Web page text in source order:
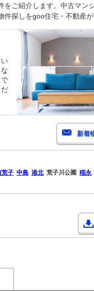
ご紹介します。中古マン
探しをgoo住宅・不動産が
荒子 中島 港北 荒子川公園 稲永